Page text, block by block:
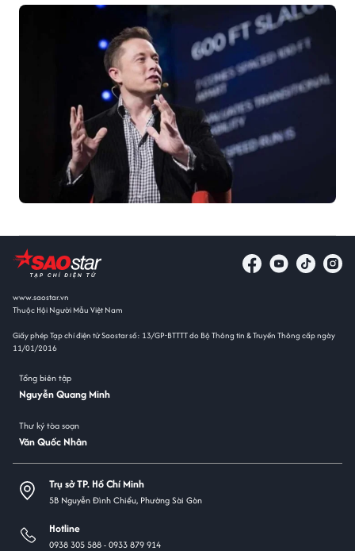
www.saostar.vn
Thuộc Hội Người Mẫu Việt Nam
Giấy phép Tạp chí điện tử Saostar số: 13/GP-BTTTT do Bộ Thông tin & Truyền Thông cấp ngày
11/01/2016
Tổng biên tập
Nguyễn Quang Minh
Thư ký tòa soạn
Văn Quốc Nhân
Trụ sở TP. Hồ Chí Minh
5B Nguyễn Đình Chiểu, Phường Sài Gòn
Hotline
0938 305 588 -0933 879 914